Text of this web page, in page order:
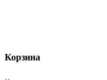
Корзина